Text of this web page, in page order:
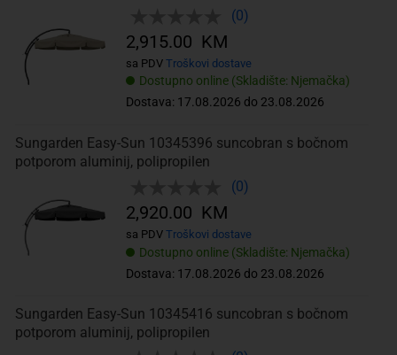
(0)
Dostupno online (Skladište: Njemačka)
Dostava: 17.08.2026 do 23.08.2026
2,915.00 KM
sa PDV Troškovi dostave
Sungarden Easy-Sun 10345396 suncobran s bočnom
potporom aluminij, polipropilen
(0)
Dostupno online (Skladište: Njemačka)
Dostava: 17.08.2026 do 23.08.2026
2,920.00 KM
sa PDV Troškovi dostave
Sungarden Easy-Sun 10345416 suncobran s bočnom
potporom aluminij, polipropilen